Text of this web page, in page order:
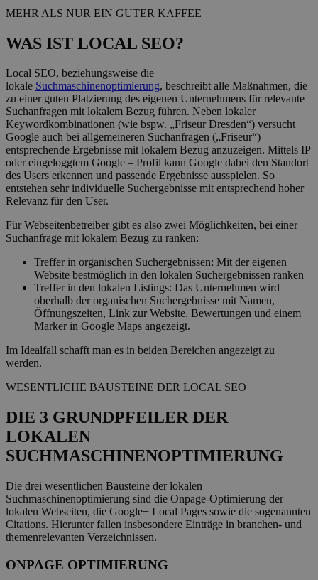
MEHR ALS NUR EIN GUTER KAFFEE
WAS IST LOCAL SEO?
Local SEO, beziehungsweise die
lokale Suchmaschinenoptimierung, beschreibt alle Maßnahmen, die
zu einer guten Platzierung des eigenen Unternehmens für relevante
Suchanfragen mit lokalem Bezug führen. Neben lokaler
Keywordkombinationen (wie bspw. „Friseur Dresden“) versucht
Google auch bei allgemeineren Suchanfragen („Friseur“)
entsprechende Ergebnisse mit lokalem Bezug anzuzeigen. Mittels IP
oder eingeloggtem Google – Profil kann Google dabei den Standort
des Users erkennen und passende Ergebnisse ausspielen. So
entstehen sehr individuelle Suchergebnisse mit entsprechend hoher
Relevanz für den User.
Für Webseitenbetreiber gibt es also zwei Möglichkeiten, bei einer
Suchanfrage mit lokalem Bezug zu ranken:
Treffer in organischen Suchergebnissen: Mit der eigenen
Website bestmöglich in den lokalen Suchergebnissen ranken
Treffer in den lokalen Listings: Das Unternehmen wird
oberhalb der organischen Suchergebnisse mit Namen,
Öffnungszeiten, Link zur Website, Bewertungen und einem
Marker in Google Maps angezeigt.
Im Idealfall schafft man es in beiden Bereichen angezeigt zu
werden.
WESENTLICHE BAUSTEINE DER LOCAL SEO
DIE 3 GRUNDPFEILER DER
LOKALEN
SUCHMASCHINENOPTIMIERUNG
Die drei wesentlichen Bausteine der lokalen
Suchmaschinenoptimierung sind die Onpage-Optimierung der
lokalen Webseiten, die Google+ Local Pages sowie die sogenannten
Citations. Hierunter fallen insbesondere Einträge in branchen- und
themenrelevanten Verzeichnissen.
ONPAGE OPTIMIERUNG